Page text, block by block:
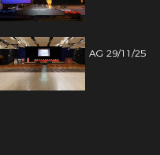
AG 29/11/25